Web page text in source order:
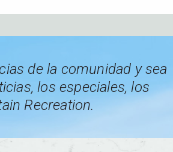
de la comunidad y sea
los especiales, los
Recreation.